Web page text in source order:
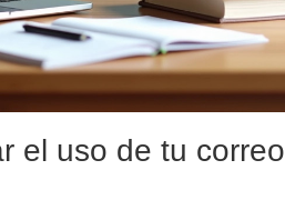
el uso de tu correo